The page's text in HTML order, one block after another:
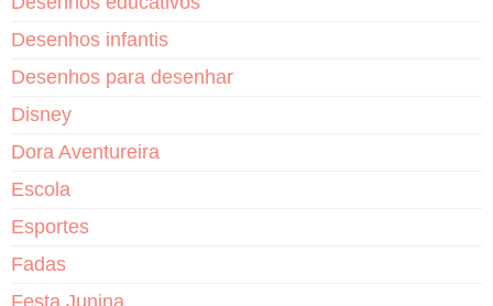
Desenhos infantis
Desenhos para desenhar
Disney
Dora Aventureira
Escola
Esportes
Fadas
Festa Junina